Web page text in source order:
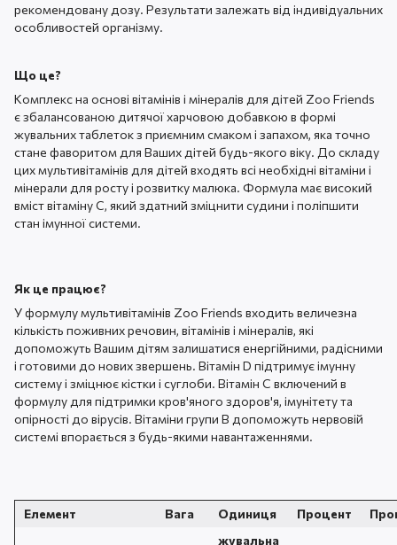
рекомендовану дозу. Результати залежать від індивідуальних
особливостей організму.
Що це?
Комплекс на основі вітамінів і мінералів для дітей Zoo Friends
є збалансованою дитячої харчовою добавкою в формі
жувальних таблеток з приємним смаком і запахом, яка точно
стане фаворитом для Ваших дітей будь-якого віку. До складу
цих мультивітамінів для дітей входять всі необхідні вітаміни і
мінерали для росту і розвитку малюка. Формула має високий
вміст вітаміну С, який здатний зміцнити судини і поліпшити
стан імунної системи.
Як це працює?
У формулу мультивітамінів Zoo Friends входить величезна
кількість поживних речовин, вітамінів і мінералів, які
допоможуть Вашим дітям залишатися енергійними, радісними
і готовими до нових звершень. Вітамін D підтримує імунну
систему і зміцнює кістки і суглоби. Вітамін С включений в
формулу для підтримки кров'яного здоров'я, імунітету та
опірності до вірусів. Вітаміни групи В допоможуть нервовій
системі впорається з будь-якими навантаженнями.
Елемент Вага Одиниця Процент
жувальна